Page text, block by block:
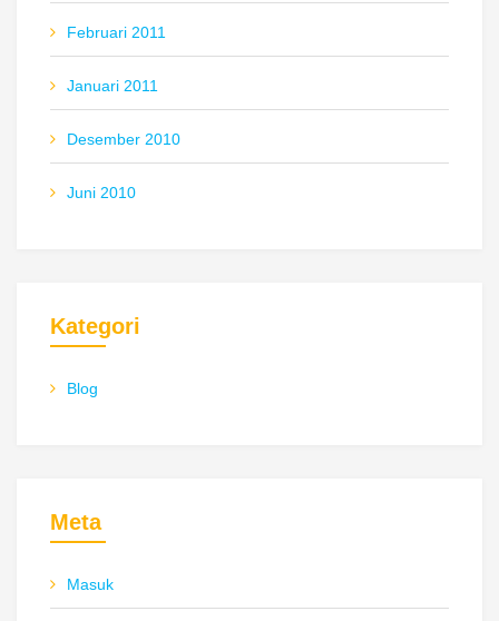
Februari 2011
Januari 2011
Desember 2010
Juni 2010
Kategori
Blog
Meta
Masuk